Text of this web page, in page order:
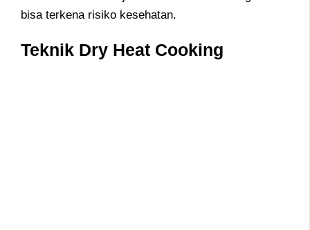
bisa terkena risiko kesehatan.
Teknik Dry Heat Cooking